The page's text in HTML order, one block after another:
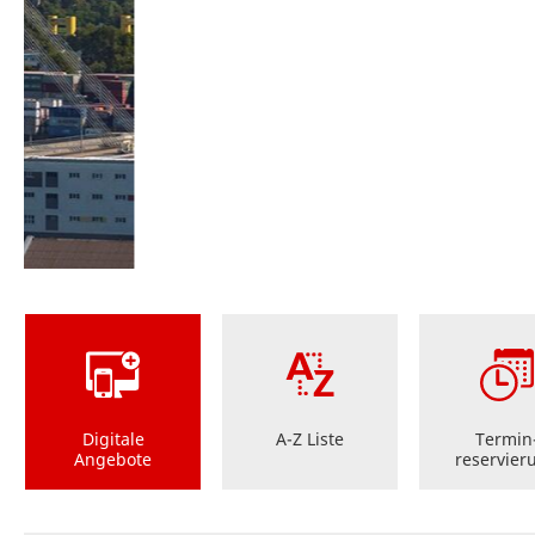
Digitale
Angebote
A-Z Liste